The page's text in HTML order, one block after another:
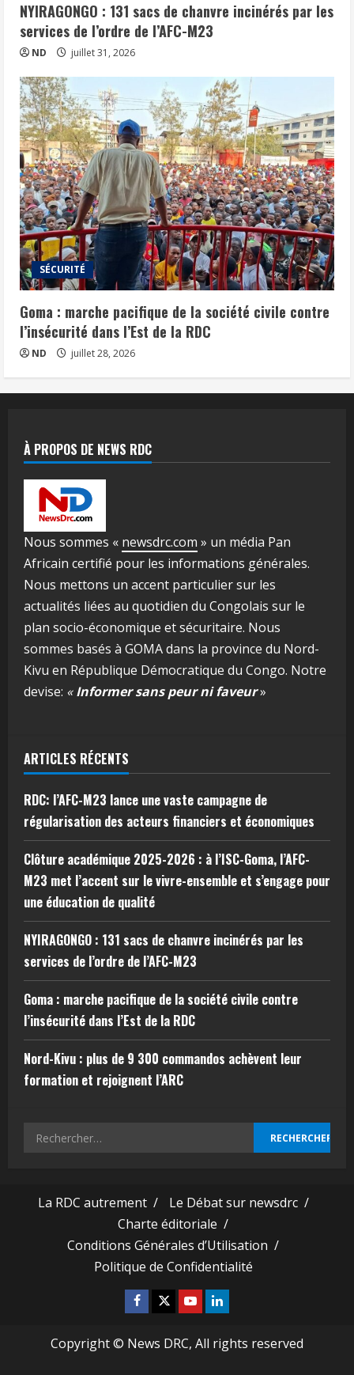
NYIRAGONGO : 131 sacs de chanvre incinérés par les
services de l’ordre de l’AFC-M23
ND juillet 31, 2026
SÉCURITÉ
Goma : marche pacifique de la société civile contre
l’insécurité dans l’Est de la RDC
ND juillet 28, 2026
À PROPOS DE NEWS RDC
Nous sommes « newsdrc.com » un média Pan
Africain certifié pour les informations générales.
Nous mettons un accent particulier sur les
actualités liées au quotidien du Congolais sur le
plan socio-économique et sécuritaire. Nous
sommes basés à GOMA dans la province du Nord-
Kivu en République Démocratique du Congo. Notre
devise: «Informer sans peur ni faveur»
ARTICLES RÉCENTS
RDC: l’AFC-M23 lance une vaste campagne de
régularisation des acteurs financiers et économiques
Clôture académique 2025-2026 : à l’ISC-Goma, l’AFC-
M23 met l’accent sur le vivre-ensemble et s’engage pour
une éducation de qualité
NYIRAGONGO : 131 sacs de chanvre incinérés par les
services de l’ordre de l’AFC-M23
Goma : marche pacifique de la société civile contre
l’insécurité dans l’Est de la RDC
Nord-Kivu : plus de 9 300 commandos achèvent leur
formation et rejoignent l’ARC
La RDC autrement /
Le Débat sur newsdrc /
Charte éditoriale /
Conditions Générales d’Utilisation /
Politique de Confidentialité